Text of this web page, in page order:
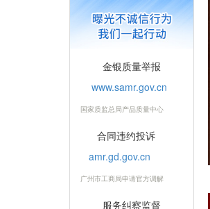
金银质量举报
www.samr.gov.cn
国家质监总局产品质量中心
合同违约投诉
amr.gd.gov.cn
广州市工商局申请官方调解
服务纠察监督